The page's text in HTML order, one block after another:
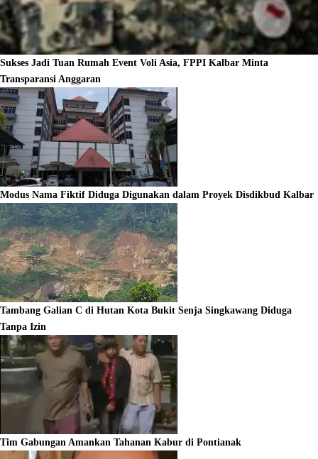
Sukses Jadi Tuan Rumah Event Voli Asia, FPPI Kalbar Minta
Transparansi Anggaran
Modus Nama Fiktif Diduga Digunakan dalam Proyek Disdikbud Kalbar
Tambang Galian C di Hutan Kota Bukit Senja Singkawang Diduga
Tanpa Izin
Tim Gabungan Amankan Tahanan Kabur di Pontianak